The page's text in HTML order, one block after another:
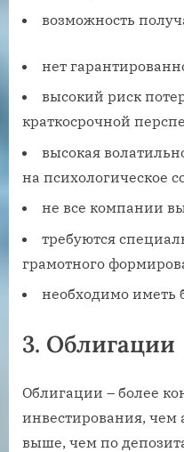
возможность
нет
высокий риск
краткосрочной
высокая
на психологическое
не все компании
требуются
грамотного
необходимо иметь
3. Облигации
Облигации – более
инвестирования, чем
выше, чем по